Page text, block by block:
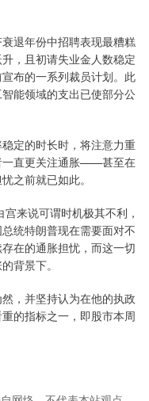
退年份中招聘表现最糟糕
，且初请失业金人数稳定
布的一系列裁员计划。此
能领域的支出已使部分公
定的时长时，将注意力重
一直更关注通胀——甚至在
之前就已如此。
来说可谓时机极其不利，
统特朗普现在需要面对不
在的通胀担忧，而这一切
背景下。
，并坚持认为在他的执政
的指标之一，即股市本周